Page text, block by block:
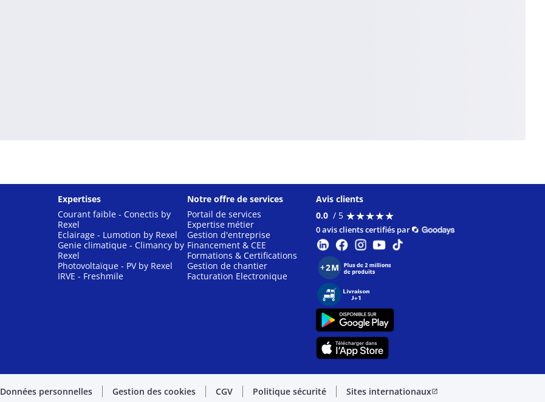
Expertises
Courant faible - Conectis by
Rexel
Eclairage - Lumotion by Rexel
Genie climatique - Climancy by
Rexel
Photovoltaïque - PV by Rexel
IRVE - Freshmile
Notre offre de services
Portail de services
Expertise métier
Gestion d'entreprise
Financement & CEE
Formations & Certifications
Gestion de chantier
Facturation Electronique
Avis clients
0.0 / 5 ★★★★★
★★★★★
0 avis clients certifiés par
Données personnelles Gestion des cookies CGV Politique sécurité Sites internationauxopen_in_new